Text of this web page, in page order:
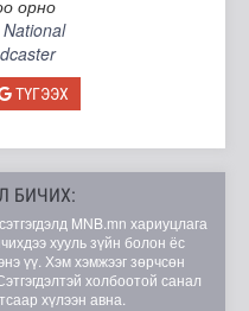
орно
ТҮГЭЭХ
БИЧИХ:
MNB.mn хариуцлага
хууль зүйн болон ёс
үү. Хэм хэмжээг зөрчсөн
холбоотой санал
хүлээн авна.